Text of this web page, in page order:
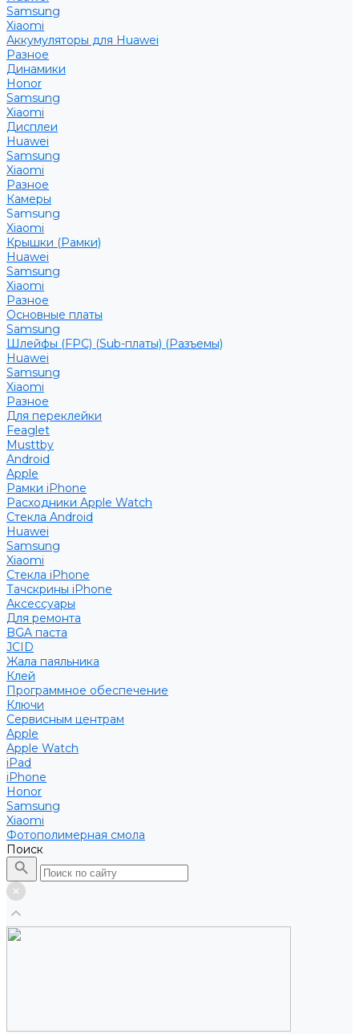
Samsung
Xiaomi
Аккумуляторы для Huawei
Разное
Динамики
Honor
Samsung
Xiaomi
Дисплеи
Huawei
Samsung
Xiaomi
Разное
Камеры
Samsung
Xiaomi
Крышки (Рамки)
Huawei
Samsung
Xiaomi
Разное
Основные платы
Samsung
Шлейфы (FPC) (Sub-платы) (Разъемы)
Huawei
Samsung
Xiaomi
Разное
Для переклейки
Feaglet
Musttby
Android
Apple
Рамки iPhone
Расходники Apple Watch
Стекла Android
Huawei
Samsung
Xiaomi
Стекла iPhone
Тачскрины iPhone
Аксессуары
Для ремонта
BGA паста
JCID
Жала паяльника
Клей
Программное обеспечение
Ключи
Сервисным центрам
Apple
Apple Watch
iPad
iPhone
Honor
Samsung
Xiaomi
Фотополимерная смола
Поиск